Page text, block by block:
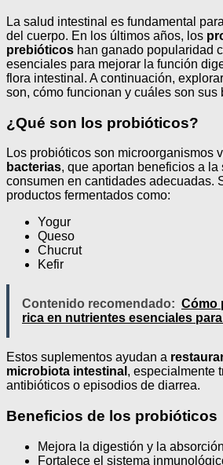
La salud intestinal es fundamental
del cuerpo. En los últimos años, los
prebióticos han ganado popularidad
esenciales para mejorar la función
flora intestinal. A continuación,
son, cómo funcionan y cuáles son sus
¿Qué son los probióticos?
Los probióticos son microorganismos
bacterias, que aportan beneficios a
consumen en cantidades adecuadas.
productos fermentados como:
Yogur
Queso
Chucrut
Kefir
Contenido recomendado: Cómo
rica en nutrientes esenciales
Estos suplementos ayudan a
microbiota intestinal , especialmente
antibióticos o episodios de diarrea.
Beneficios de los probióticos
Mejora la digestión y la
Fortalece el sistema